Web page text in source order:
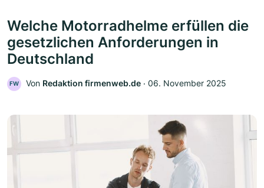
Welche Motorradhelme erfüllen die
gesetzlichen Anforderungen in
Deutschland
FW Von Redaktion firmenweb.de ‧ 06. November 2025